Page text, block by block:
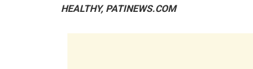
HEALTHY, PATINEWS.COM